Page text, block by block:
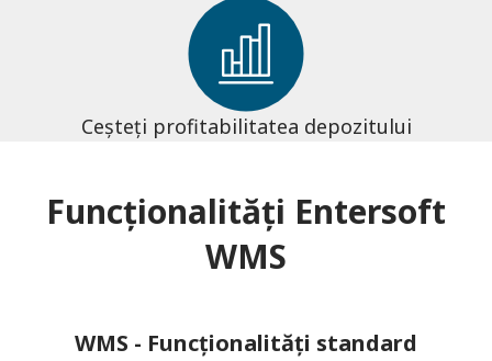
Ceșteți profitabilitatea depozitului
Funcționalități Entersoft
WMS
WMS - Funcționalități standard